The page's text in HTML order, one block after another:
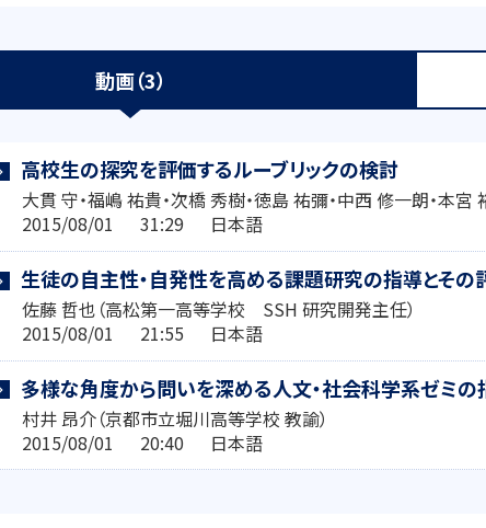
動画（3）
高校生の探究を評価するルーブリックの検討
大貫 守・福嶋 祐貴・次橋 秀樹・徳島 祐彌・中西 修一朗・本
2015/08/01 31:29 日本語
生徒の自主性・自発性を高める課題研究の指導とその
佐藤 哲也（高松第一高等学校 SSH 研究開発主任）
2015/08/01 21:55 日本語
多様な角度から問いを深める人文・社会科学系ゼミの
村井 昂介（京都市立堀川高等学校 教諭）
2015/08/01 20:40 日本語